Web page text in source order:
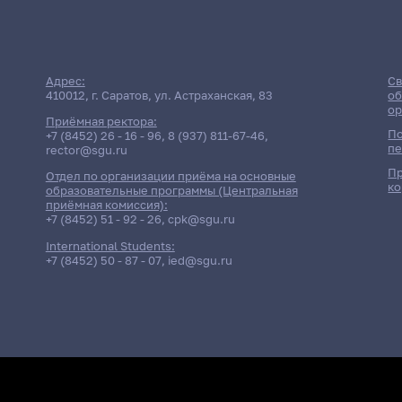
Дата
18 мая 2026 г. 15:10
Психолого-
Психолого-
Адрес:
410012, г. Саратов, ул. Астраханская, 83
Приёмная ректора:
+7 (8452) 26 - 16 - 96, 8 (937) 811-67-46,
rector@sgu.ru
Отдел по организации приёма на основные
образовательные программы (Центральная
приёмная комиссия):
+7 (8452) 51 - 92 - 26, cpk@sgu.ru
International Students:
+7 (8452) 50 - 87 - 07, ied@sgu.ru